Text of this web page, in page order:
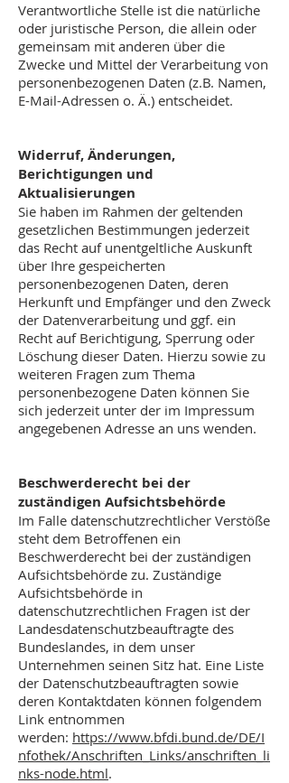
Verantwortliche Stelle ist die natürliche
oder juristische Person, die allein oder
gemeinsam mit anderen über die
Zwecke und Mittel der Verarbeitung von
personenbezogenen Daten (z.B. Namen,
E-Mail-Adressen o. Ä.) entscheidet.
Widerruf, Änderungen,
Berichtigungen und
Aktualisierungen
Sie haben im Rahmen der geltenden
gesetzlichen Bestimmungen jederzeit
das Recht auf unentgeltliche Auskunft
über Ihre gespeicherten
personenbezogenen Daten, deren
Herkunft und Empfänger und den Zweck
der Datenverarbeitung und ggf. ein
Recht auf Berichtigung, Sperrung oder
Löschung dieser Daten. Hierzu sowie zu
weiteren Fragen zum Thema
personenbezogene Daten können Sie
sich jederzeit unter der im Impressum
angegebenen Adresse an uns wenden.
Beschwerderecht bei der
zuständigen Aufsichtsbehörde
Im Falle datenschutzrechtlicher Verstöße
steht dem Betroffenen ein
Beschwerderecht bei der zuständigen
Aufsichtsbehörde zu. Zuständige
Aufsichtsbehörde in
datenschutzrechtlichen Fragen ist der
Landesdatenschutzbeauftragte des
Bundeslandes, in dem unser
Unternehmen seinen Sitz hat. Eine Liste
der Datenschutzbeauftragten sowie
deren Kontaktdaten können folgendem
Link entnommen
werden: https://www.bfdi.bund.de/DE/I
nfothek/Anschriften_Links/anschriften_li
nks-node.html.